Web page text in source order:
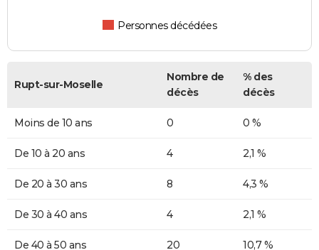
Personnes décédées
Rupt-sur-Moselle
Nombre de
décès
% des
décès
Moins de 10 ans 0 0 %
De 10 à 20 ans 4 2,1 %
De 20 à 30 ans 8 4,3 %
De 30 à 40 ans 4 2,1 %
De 40 à 50 ans 20 10,7 %